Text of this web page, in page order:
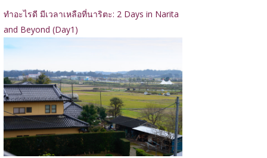
ทำอะไรดี มีเวลาเหลือที่นาริตะ: 2 Days in Narita
and Beyond (Day1)